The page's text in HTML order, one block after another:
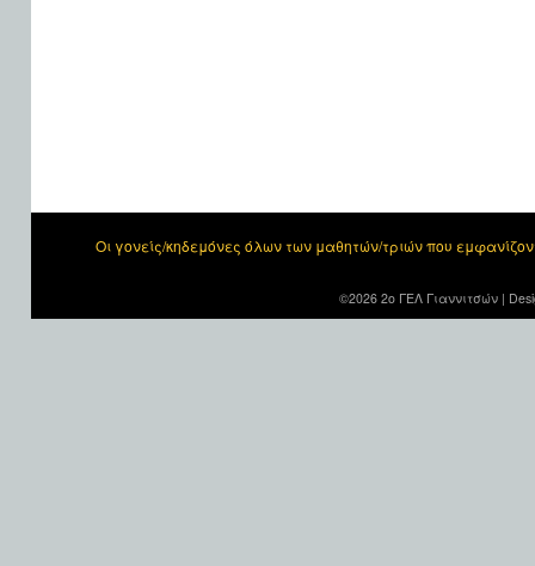
Οι γονείς/κηδεμόνες όλων των μαθητών/τριών που
©2026 2ο ΓΕΛ Γιαννιτσών |